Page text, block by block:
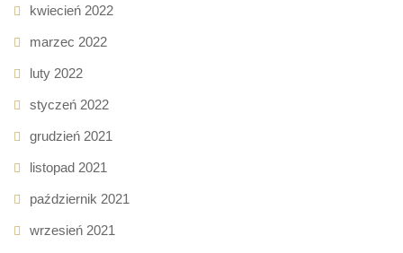
kwiecień 2022
marzec 2022
luty 2022
styczeń 2022
grudzień 2021
listopad 2021
październik 2021
wrzesień 2021